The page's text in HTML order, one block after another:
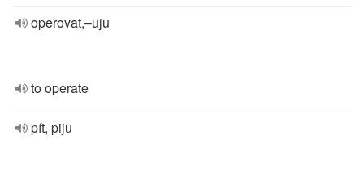
operovat,–uju
to operate
pít, piju